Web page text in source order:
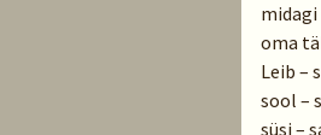
midagi
oma
Leib –
sool –
süsi –